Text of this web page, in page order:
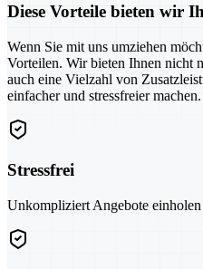
Diese Vorteile bieten wir
Wenn Sie mit uns umziehen
Vorteilen. Wir bieten Ihnen nicht
auch eine Vielzahl von
einfacher und stressfreier machen.
Stressfrei
Unkompliziert Angebote